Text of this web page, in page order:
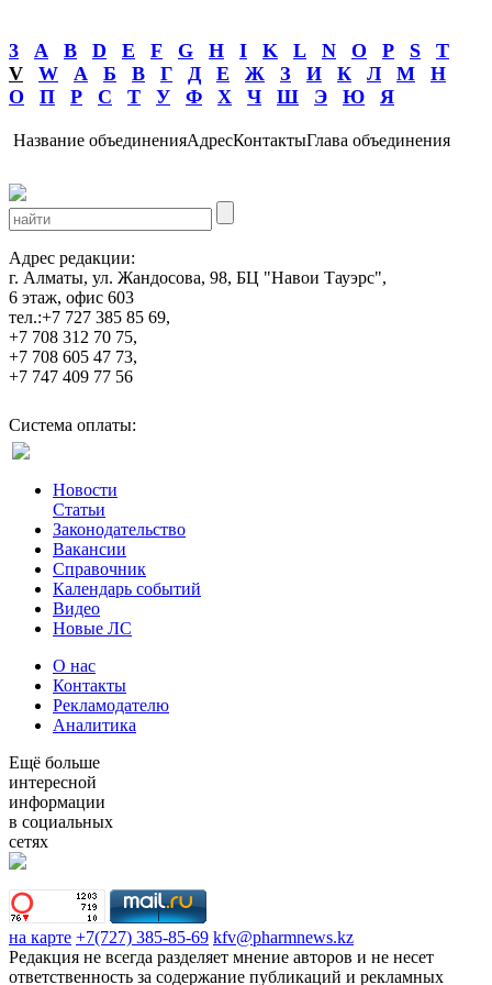
3 A B D E F G H I K L N O P S
T
V
W А Б В Г Д Е Ж З И К Л М
Н
О
П Р С Т У Ф Х Ч Ш Э Ю Я
Название объединенияАдресКонтактыГлава объединения
Адрес редакции:
г. Алматы, ул. Жандосова, 98, БЦ "Навои Тауэрс",
6 этаж, офис 603
тел.:+7 727 385 85 69,
+7 708 312 70 75,
+7 708 605 47 73,
+7 747 409 77 56
Система оплаты:
Новости
Статьи
Законодательство
Вакансии
Справочник
Календарь событий
Видео
Новые ЛС
О нас
Контакты
Рекламодателю
Аналитика
Ещё больше
интересной
информации
в социальных
сетях
на карте +7(727) 385-85-69 kfv@pharmnews.kz
Редакция не всегда разделяет мнение авторов и не несет
ответственность за содержание публикаций и рекламных